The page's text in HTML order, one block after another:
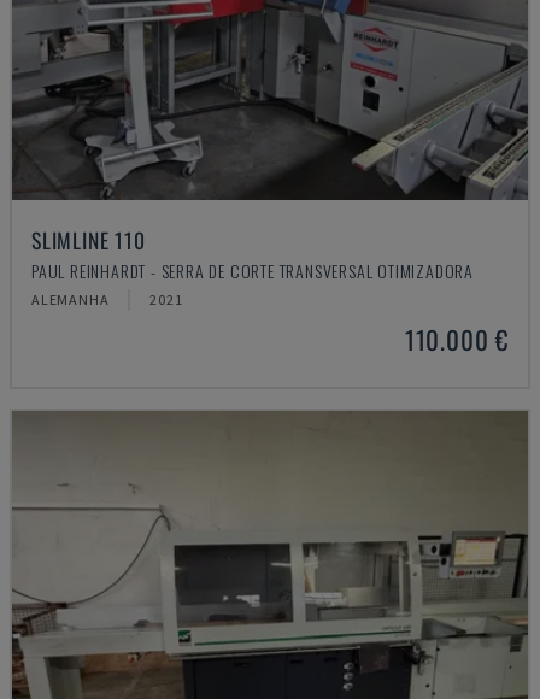
SLIMLINE 110
PAUL REINHARDT - SERRA DE CORTE TRANSVERSAL OTIMIZADORA
ALEMANHA 2021
110.000 €